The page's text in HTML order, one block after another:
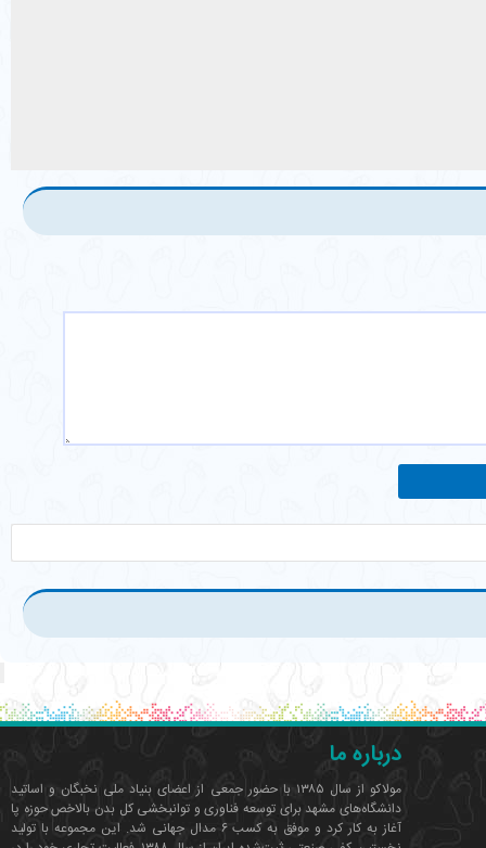
درباره ما
مولاکو از سال ۱۳۸۵ با حضور جمعی از اعضای بنیاد ملی نخبگان و اساتید
دانشگاه‌های مشهد برای توسعه فناوری‌ و توانبخشی کل بدن بالاخص حوزه پا
آغاز به کار کرد و موفق به کسب ۶ مدال جهانی شد. این مجموعه با تولید